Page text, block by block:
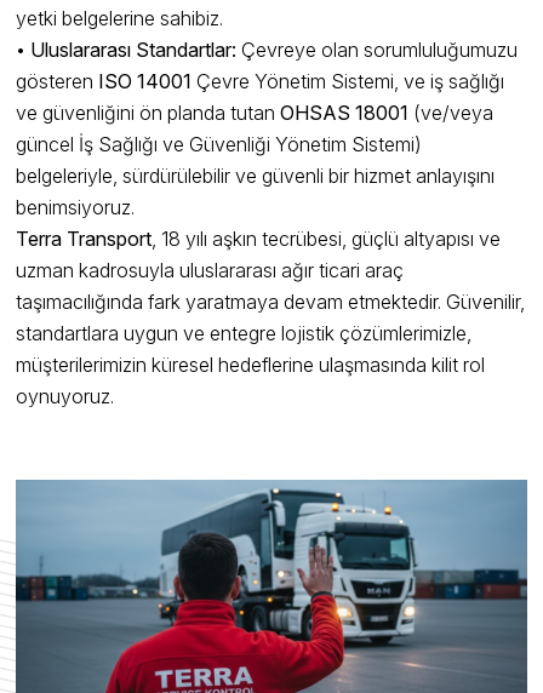
yetki belgelerine sahibiz.
• Uluslararası Standartlar: Çevreye olan sorumluluğumuzu
gösteren ISO 14001 Çevre Yönetim Sistemi, ve iş sağlığı
ve güvenliğini ön planda tutanOHSAS 18001 (ve/veya
güncel İş Sağlığı ve Güvenliği Yönetim Sistemi)
belgeleriyle, sürdürülebilir ve güvenli bir hizmet anlayışını
benimsiyoruz.
Terra Transport, 18 yılı aşkın tecrübesi, güçlü altyapısı ve
uzman kadrosuyla uluslararası ağır ticari araç
taşımacılığında fark yaratmaya devam etmektedir. Güvenilir,
standartlara uygun ve entegre lojistik çözümlerimizle,
müşterilerimizin küresel hedeflerine ulaşmasında kilit rol
oynuyoruz.